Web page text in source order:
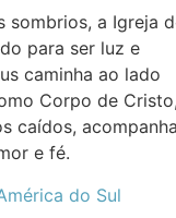
sombrios, a Igreja
para ser luz e
caminha ao lado
Corpo de
caídos,
e fé.
do Sul